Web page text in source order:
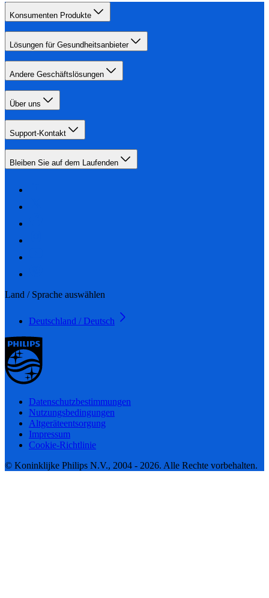
Konsumenten Produkte
Lösungen für Gesundheitsanbieter
Andere Geschäftslösungen
Über uns
Support-Kontakt
Bleiben Sie auf dem Laufenden
Land / Sprache auswählen
Deutschland / Deutsch
Datenschutzbestimmungen
Nutzungsbedingungen
Altgeräteentsorgung
Impressum
Cookie-Richtlinie
© Koninklijke Philips N.V., 2004 - 2026. Alle Rechte vorbehalten.